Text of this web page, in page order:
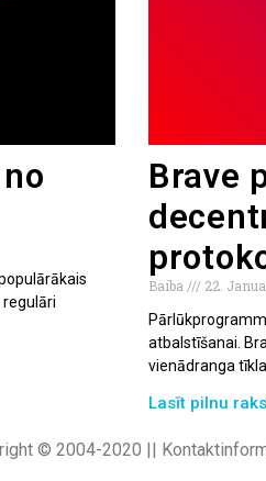
Brave
Baiba
22.
atbalstīšanai.
vienādranga
Lasīt pilnu
© 2004-2020 ||